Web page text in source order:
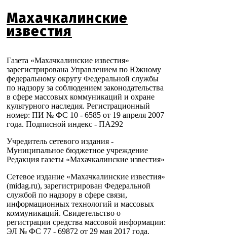
Махачкалинские
известия
Газета «Махачкалинские известия»
зарегистрирована Управлением по Южному
федеральному округу Федеральной службы
по надзору за соблюдением законодательства
в сфере массовых коммуникаций и охране
культурного наследия. Регистрационный
номер: ПИ № ФС 10 - 6585 от 19 апреля 2007
года. Подписной индекс - ПА292
Учредитель сетевого издания -
Муниципальное бюджетное учреждение
Редакция газеты «Махачкалинские известия»
Сетевое издание «Махачкалинские известия»
(midag.ru), зарегистрирован Федеральной
службой по надзору в сфере связи,
информационных технологий и массовых
коммуникаций. Свидетельство о
регистрации средства массовой информации:
ЭЛ № ФС 77 - 69872 от 29 мая 2017 года.